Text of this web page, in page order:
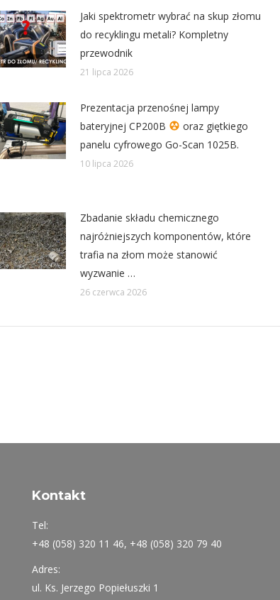
Jaki spektrometr wybrać na skup złomu
do recyklingu metali? Kompletny
przewodnik
21 lipca 2026
Prezentacja przenośnej lampy
bateryjnej CP200B
oraz giętkiego
panelu cyfrowego Go-Scan 1025B.
10 lipca 2026
Zbadanie składu chemicznego
najróżniejszych komponentów, które
trafia na złom może stanowić
wyzwanie …
26 czerwca 2026
Kontakt
Tel:
+48 (058) 320 11 46, +48 (058) 320 79 40
Adres:
ul. Ks. Jerzego Popiełuszki 1